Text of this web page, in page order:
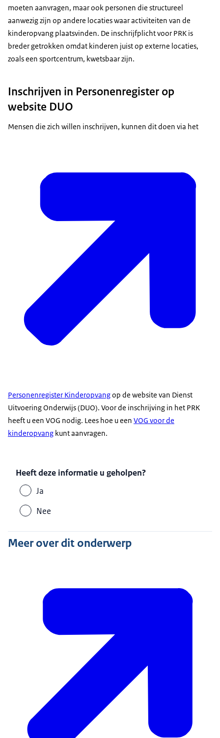
moeten aanvragen, maar ook personen die structureel
aanwezig zijn op andere locaties waar activiteiten van de
kinderopvang plaatsvinden. De inschrijfplicht voor PRK is
breder getrokken omdat kinderen juist op externe locaties,
zoals een sportcentrum, kwetsbaar zijn.
Inschrijven in Personenregister op
website DUO
Mensen die zich willen inschrijven, kunnen dit doen via het
Personenregister Kinderopvangop de website van Dienst
Uitvoering Onderwijs (DUO). Voor de inschrijving in het PRK
heeft u een VOG nodig. Lees hoe u een VOG voor de
kinderopvang kunt aanvragen.
Heeft deze informatie u geholpen?
Ja
Nee
Meer over dit onderwerp